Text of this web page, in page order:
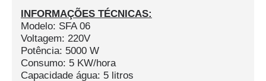
INFORMAÇÕES TÉCNICAS:
Modelo: SFA 06
Voltagem: 220V
Potência: 5000 W
Consumo: 5 KW/hora
Capacidade água: 5 litros